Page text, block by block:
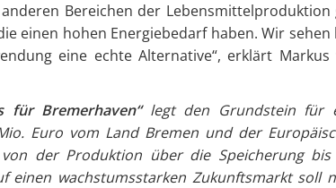
Bereichen der Lebensmittelproduktion
einen hohen Energiebedarf haben. Wir sehen
eine echte Alternative“, erklärt Markus
für Bremerhaven“legt den Grundstein für
Euro vom Land Bremen und der
der Produktion über die Speicherung
einen wachstumsstarken Zukunftsmarkt soll